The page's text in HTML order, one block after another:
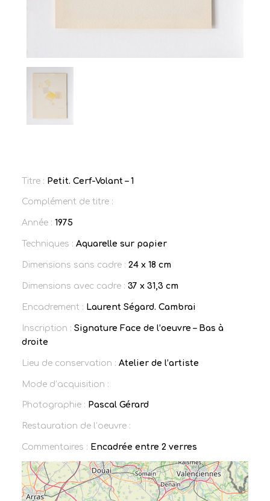
Titre : Petit. Cerf-Volant – 1
Complément de titre :
Année : 1975
Techniques : Aquarelle sur papier
Dimensions sans cadre : 24 x 18 cm
Dimensions avec cadre : 37 x 31,3 cm
Encadrement : Laurent Ségard. Cambrai
Inscription : Signature Face de l’oeuvre – Bas à
droite
Lieu de conservation : Atelier de l’artiste
Mode d’acquisition :
Photographie : Pascal Gérard
Restauration de l’oeuvre :
Commentaires : Encadrée entre 2 verres